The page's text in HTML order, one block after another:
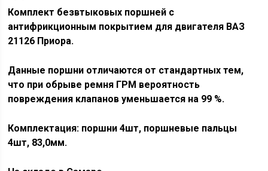
Комплект безвтыковых поршней с
антифрикционным покрытием для двигателя ВАЗ
21126 Приора.
Данные поршни отличаются от стандартных тем,
что при обрыве ремня ГРМ вероятность
повреждения клапанов уменьшается на 99 %.
Комплектация: поршни 4шт, поршневые пальцы
4шт, 83,0мм.